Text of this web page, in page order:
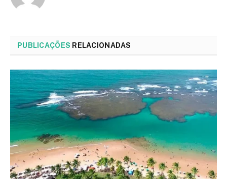
PUBLICAÇÕES RELACIONADAS